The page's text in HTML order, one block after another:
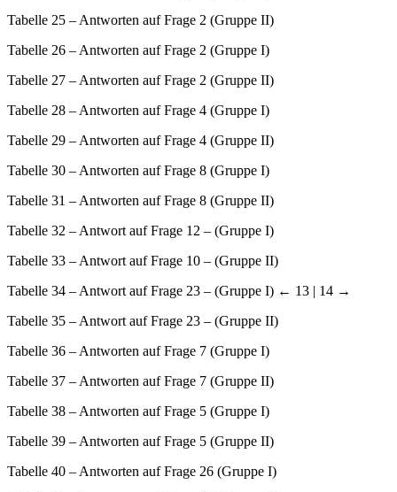
Tabelle 25 – Antworten auf Frage 2 (Gruppe II)
Tabelle 26 – Antworten auf Frage 2 (Gruppe I)
Tabelle 27 – Antworten auf Frage 2 (Gruppe II)
Tabelle 28 – Antworten auf Frage 4 (Gruppe I)
Tabelle 29 – Antworten auf Frage 4 (Gruppe II)
Tabelle 30 – Antworten auf Frage 8 (Gruppe I)
Tabelle 31 – Antworten auf Frage 8 (Gruppe II)
Tabelle 32 – Antwort auf Frage 12 – (Gruppe I)
Tabelle 33 – Antwort auf Frage 10 – (Gruppe II)
Tabelle 34 – Antwort auf Frage 23 – (Gruppe I) ← 13 | 14 →
Tabelle 35 – Antwort auf Frage 23 – (Gruppe II)
Tabelle 36 – Antworten auf Frage 7 (Gruppe I)
Tabelle 37 – Antworten auf Frage 7 (Gruppe II)
Tabelle 38 – Antworten auf Frage 5 (Gruppe I)
Tabelle 39 – Antworten auf Frage 5 (Gruppe II)
Tabelle 40 – Antworten auf Frage 26 (Gruppe I)